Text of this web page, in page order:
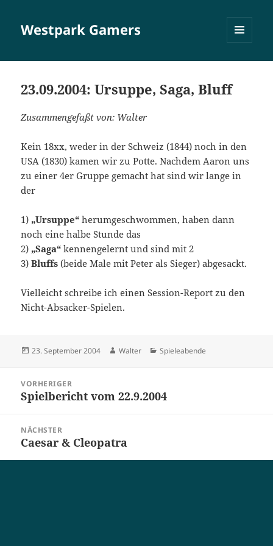
Westpark Gamers
23.09.2004: Ursuppe, Saga, Bluff
Zusammengefaßt von: Walter
Kein 18xx, weder in der Schweiz (1844) noch in den
USA (1830) kamen wir zu Potte. Nachdem Aaron uns
zu einer 4er Gruppe gemacht hat sind wir lange in
der
1) „Ursuppe“ herumgeschwommen, haben dann
noch eine halbe Stunde das
2) „Saga“ kennengelernt und sind mit 2
3)Bluffs(beide Male mit Peter als Sieger) abgesackt.
Vielleicht schreibe ich einen Session-Report zu den
Nicht-Absacker-Spielen.
Veröffentlicht
23. September 2004 Autor
Walter Kategorien
Spieleabende
VORHERIGER
Vorheriger
Spielbericht vom 22.9.2004
NÄCHSTER
Nächster
Beitrag:
Caesar & Cleopatra